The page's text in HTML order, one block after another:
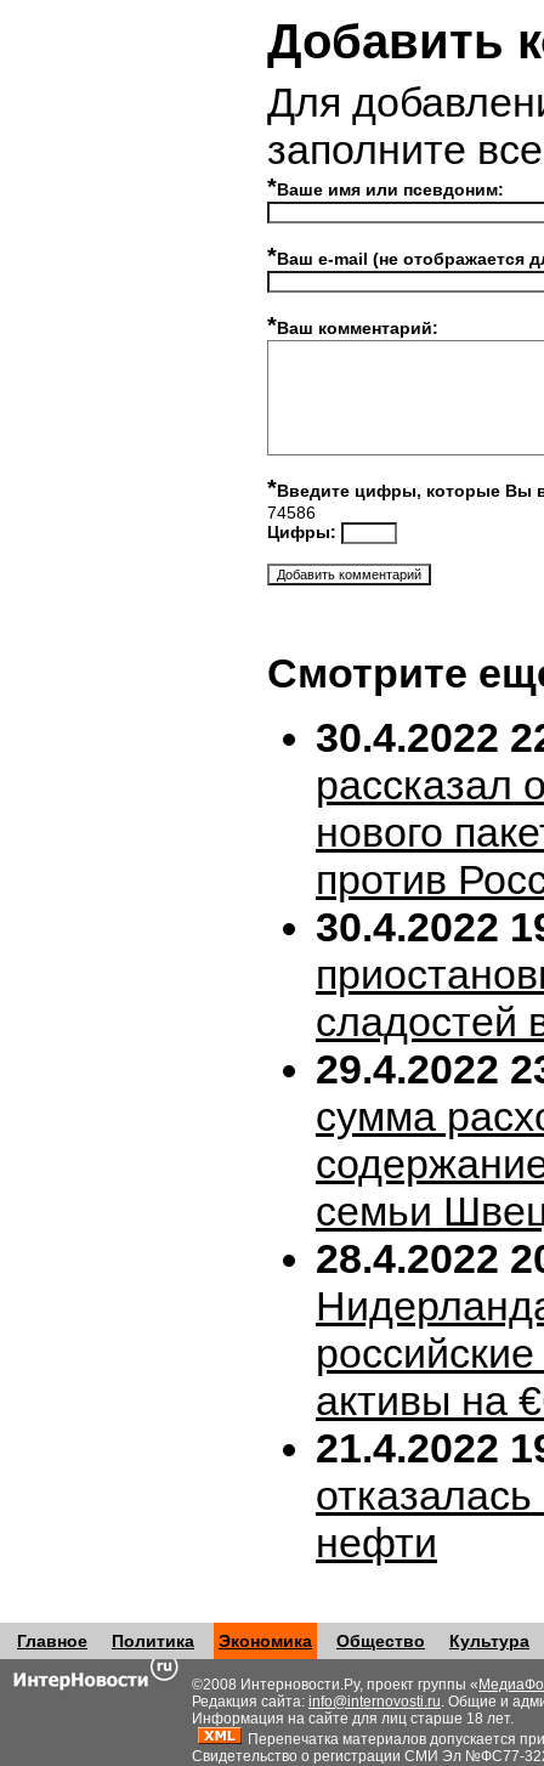
Добавить
Для
заполните
*Ваше имя или псевдоним:
*Ваш e-mail (не отображается
*Ваш комментарий:
*Введите цифры, которые Вы
74586
Цифры:
Смотрите
30.4.2022
рассказал
нового
против
30.4.2022
сладостей
29.4.2022
сумма
семьи
28.4.2022
активы на
21.4.2022
нефти
Главное Политика Экономика Общество Культура
©2008 Интерновости.Ру, проект группы «
Редакция сайта: info@internovosti.ru. Общие и
Информация на сайте для лиц старше 18 лет.
Перепечатка материалов допускается
Свидетельство о регистрации СМИ Эл №ФС77-